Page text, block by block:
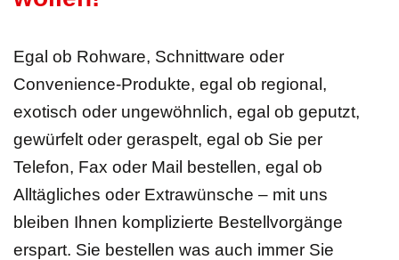
Egal ob Rohware, Schnittware oder
Convenience-Produkte, egal ob regional,
exotisch oder ungewöhnlich, egal ob geputzt,
gewürfelt oder geraspelt, egal ob Sie per
Telefon, Fax oder Mail bestellen, egal ob
Alltägliches oder Extrawünsche – mit uns
bleiben Ihnen komplizierte Bestellvorgänge
erspart. Sie bestellen was auch immer Sie